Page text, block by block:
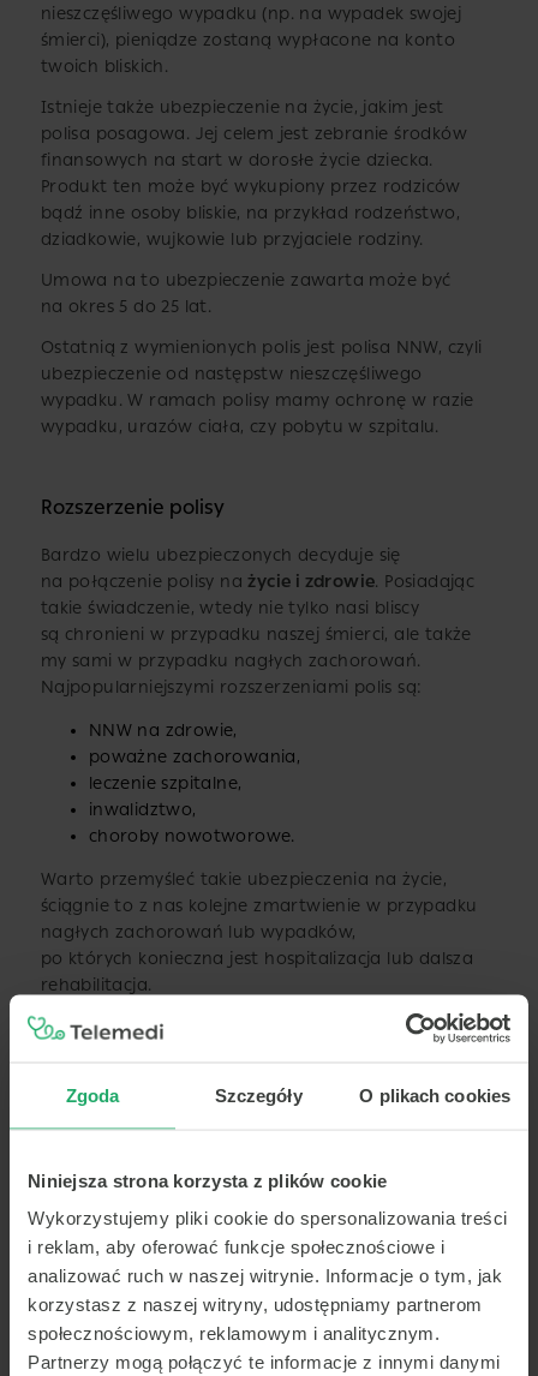
Zgoda Szczegóły O plikach cookies
Niniejsza strona korzysta z plików cookie
Wykorzystujemy pliki cookie do spersonalizowania treści
i reklam, aby oferować funkcje społecznościowe i
analizować ruch w naszej witrynie. Informacje o tym, jak
korzystasz z naszej witryny, udostępniamy partnerom
społecznościowym, reklamowym i analitycznym.
Partnerzy mogą połączyć te informacje z innymi danymi
nieszczęśliwego wypadku (np. na wypadek swojej
śmierci), pieniądze zostaną wypłacone na konto
twoich bliskich.
Istnieje także ubezpieczenie na życie, jakim jest
polisa posagowa. Jej celem jest zebranie środków
finansowych na start w dorosłe życie dziecka.
Produkt ten może być wykupiony przez rodziców
bądź inne osoby bliskie, na przykład rodzeństwo,
dziadkowie, wujkowie lub przyjaciele rodziny.
Umowa na to ubezpieczenie zawarta może być
na okres 5 do 25 lat.
Ostatnią z wymienionych polis jest polisa NNW, czyli
ubezpieczenie od następstw nieszczęśliwego
wypadku. W ramach polisy mamy ochronę w razie
wypadku, urazów ciała, czy pobytu w szpitalu.
Rozszerzenie polisy
Bardzo wielu ubezpieczonych decyduje się
na połączenie polisy nażycie i zdrowie. Posiadając
takie świadczenie, wtedy nie tylko nasi bliscy
są chronieni w przypadku naszej śmierci, ale także
my sami w przypadku nagłych zachorowań.
Najpopularniejszymi rozszerzeniami polis są:
NNW na zdrowie,
poważne zachorowania,
leczenie szpitalne,
inwalidztwo,
choroby nowotworowe.
Warto przemyśleć takie ubezpieczenia na życie,
ściągnie to z nas kolejne zmartwienie w przypadku
nagłych zachorowań lub wypadków,
po których konieczna jest hospitalizacja lub dalsza
rehabilitacja.
od wieku ubezpieczonego – im starsza jest
osoba ubezpieczana, tym składka jest wyższa.
Wiek ubezpieczonego jest kluczowy ze względu
na ryzyko ubezpieczeniowe.
od zakresu ochrony – im polisa jest bardziej
rozszerzona, tym wysokość składki miesięcznej
jest wyższa. Od nas zależy, jakie warianty